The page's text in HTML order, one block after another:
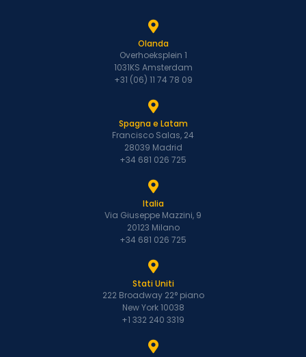
Olanda
Overhoeksplein 1
1031KS Amsterdam
+31 (06) 11 74 78 09
Spagna e Latam
Francisco Salas, 24
28039 Madrid
+34 681 026 725
Italia
Via Giuseppe Mazzini, 9
20123 Milano
+34 681 026 725
Stati Uniti
222 Broadway 22° piano
New York 10038
+1 332 240 3319